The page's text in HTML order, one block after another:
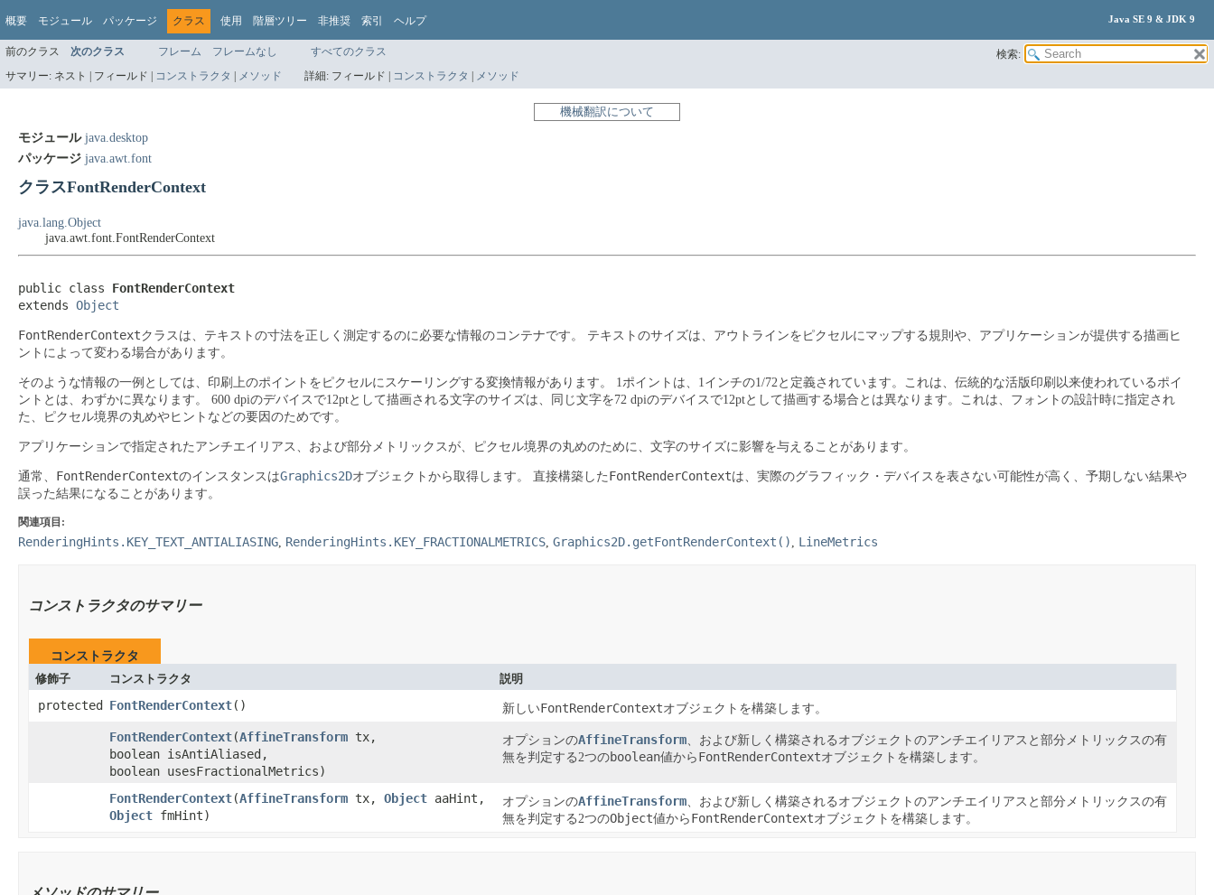
概要 モジュール パッケージ クラス 使用 階層ツリー 非推奨 索引 ヘルプ Java SE 9 & JDK 9
前のクラス 次のクラス フレーム フレームなし すべてのクラス
検索:
サマリー: ネスト | フィールド | コンストラクタ | メソッド 詳細: フィールド | コンストラクタ | メソッド
機械翻訳について
モジュール java.desktop
パッケージ java.awt.font
クラスFontRenderContext
java.lang.Object
java.awt.font.FontRenderContext
public class FontRenderContext
extends Object
FontRenderContextクラスは、テキストの寸法を正しく測定するのに必要な情報のコンテナです。
テキストのサイズは、アウトラインをピクセルにマップする規則や、アプリケーションが提供する描画ヒ
ントによって変わる場合があります。
そのような情報の一例としては、印刷上のポイントをピクセルにスケーリングする変換情報があります。
1ポイントは、1インチの1/72と定義されています。これは、伝統的な活版印刷以来使われているポイ
ントとは、わずかに異なります。
600 dpiのデバイスで12ptとして描画される文字のサイズは、同じ文字を72 dpiのデバイスで12ptとして描画する場合とは異なります。これは、フォントの設計時に指定され
た、ピクセル境界の丸めやヒントなどの要因のためです。
アプリケーションで指定されたアンチエイリアス、および部分メトリックスが、ピクセル境界の丸めのために、文字のサイズに影響を与えることがあります。
通常、 FontRenderContextのインスタンスはGraphics2Dオブジェクトから取得します。 直接構築した FontRenderContextは、実際のグラフィック・デバイスを表さない可能性が高く、予期しない結果や
誤った結果になることがあります。
関連項目:
RenderingHints.KEY_TEXT_ANTIALIASING, RenderingHints.KEY_FRACTIONALMETRICS, Graphics2D.getFontRenderContext() , LineMetrics
コンストラクタのサマリー
コンストラクタ
修飾子
コンストラクタ 説明
protected FontRenderContext​() 新しいFontRenderContextオブジェクトを構築します。
FontRenderContext​(AffineTransform tx,
boolean isAntiAliased,
boolean usesFractionalMetrics)
オプションのAffineTransform、および新しく構築されるオブジェクトのアンチエイリアスと部分メトリックスの有
無を判定する2つのboolean値から FontRenderContextオブジェクトを構築します。
FontRenderContext​(AffineTransform tx, Object aaHint,
Object fmHint)
オプションのAffineTransform、および新しく構築されるオブジェクトのアンチエイリアスと部分メトリックスの有
無を判定する2つのObject値から FontRenderContextオブジェクトを構築します。